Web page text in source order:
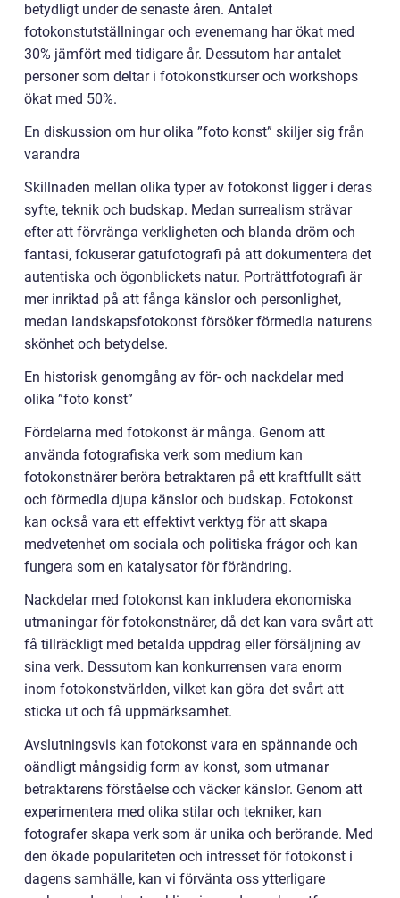
betydligt under de senaste åren. Antalet
fotokonstutställningar och evenemang har ökat med
30% jämfört med tidigare år. Dessutom har antalet
personer som deltar i fotokonstkurser och workshops
ökat med 50%.
En diskussion om hur olika ”foto konst” skiljer sig från
varandra
Skillnaden mellan olika typer av fotokonst ligger i deras
syfte, teknik och budskap. Medan surrealism strävar
efter att förvränga verkligheten och blanda dröm och
fantasi, fokuserar gatufotografi på att dokumentera det
autentiska och ögonblickets natur. Porträttfotografi är
mer inriktad på att fånga känslor och personlighet,
medan landskapsfotokonst försöker förmedla naturens
skönhet och betydelse.
En historisk genomgång av för- och nackdelar med
olika ”foto konst”
Fördelarna med fotokonst är många. Genom att
använda fotografiska verk som medium kan
fotokonstnärer beröra betraktaren på ett kraftfullt sätt
och förmedla djupa känslor och budskap. Fotokonst
kan också vara ett effektivt verktyg för att skapa
medvetenhet om sociala och politiska frågor och kan
fungera som en katalysator för förändring.
Nackdelar med fotokonst kan inkludera ekonomiska
utmaningar för fotokonstnärer, då det kan vara svårt att
få tillräckligt med betalda uppdrag eller försäljning av
sina verk. Dessutom kan konkurrensen vara enorm
inom fotokonstvärlden, vilket kan göra det svårt att
sticka ut och få uppmärksamhet.
Avslutningsvis kan fotokonst vara en spännande och
oändligt mångsidig form av konst, som utmanar
betraktarens förståelse och väcker känslor. Genom att
experimentera med olika stilar och tekniker, kan
fotografer skapa verk som är unika och berörande. Med
den ökade populariteten och intresset för fotokonst i
dagens samhälle, kan vi förvänta oss ytterligare